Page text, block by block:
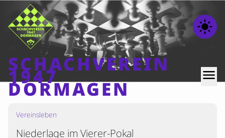
light_mode
SCHACHVEREIN
1947
DORMAGEN
menu
Home
Beiträge
Vereinsleben
Niederlage im Vierer-Pokal